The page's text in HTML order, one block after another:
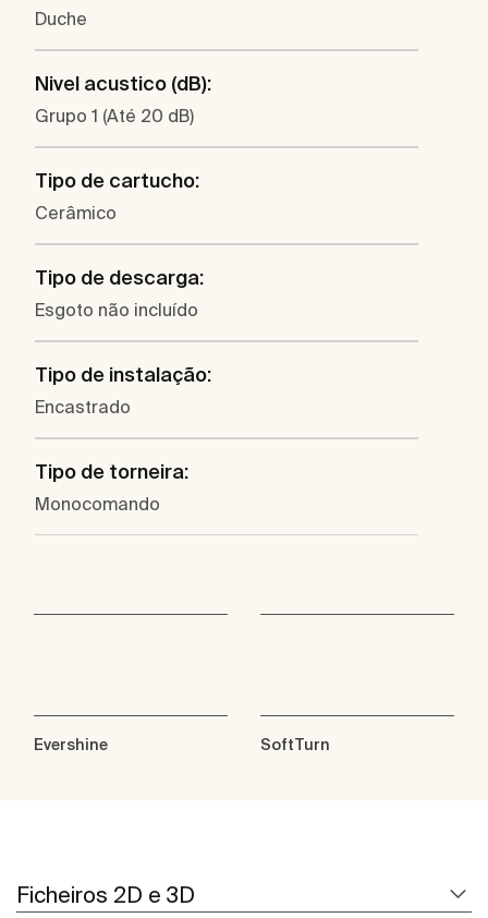
Duche
Nivel acustico (dB):
Grupo 1 (Até 20 dB)
Tipo de cartucho:
Cerâmico
Tipo de descarga:
Esgoto não incluído
Tipo de instalação:
Encastrado
Tipo de torneira:
Monocomando
Evershine SoftTurn
Ficheiros 2D e 3D